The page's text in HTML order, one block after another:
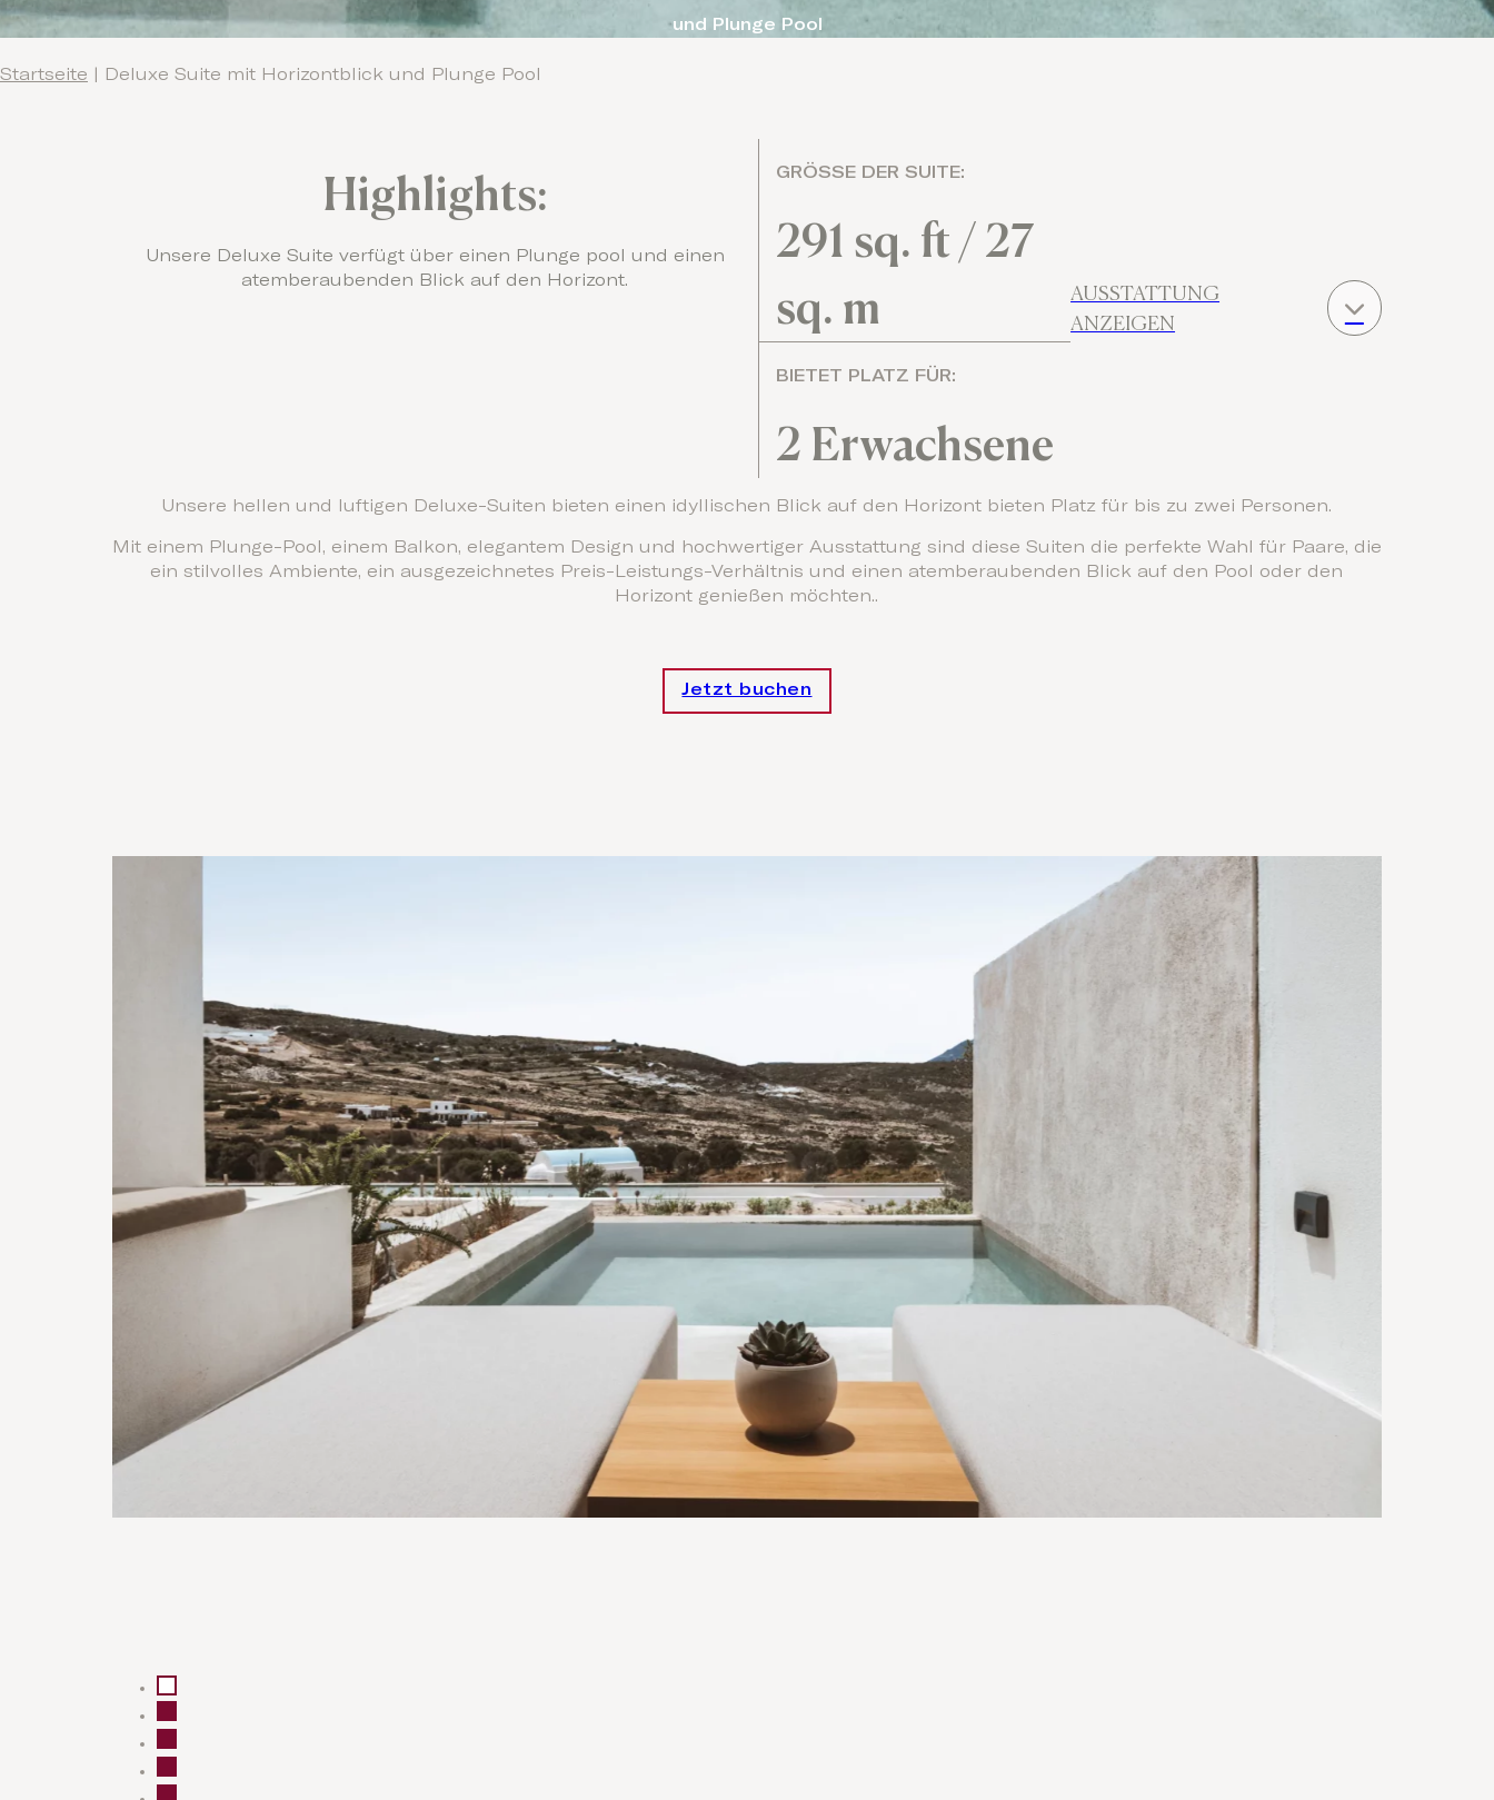
und Plunge Pool
Startseite Deluxe Suite mit Horizontblick und Plunge Pool
Highlights:
Unsere Deluxe Suite verfügt über einen Plunge pool und einen
atemberaubenden Blick auf den Horizont.
GRÖSSE DER SUITE:
291 sq. ft / 27
sq. m
BIETET PLATZ FÜR:
2 Erwachsene
AUSSTATTUNG
ANZEIGEN
Unsere hellen und luftigen Deluxe-Suiten bieten einen idyllischen Blick auf den Horizont bieten Platz für bis zu zwei Personen.
Mit einem Plunge-Pool, einem Balkon, elegantem Design und hochwertiger Ausstattung sind diese Suiten die perfekte Wahl für Paare, die
ein stilvolles Ambiente, ein ausgezeichnetes Preis-Leistungs-Verhältnis und einen atemberaubenden Blick auf den Pool oder den
Horizont genießen möchten..
Jetzt buchen